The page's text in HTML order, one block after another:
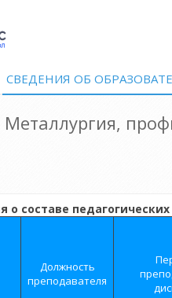
СВЕДЕНИЯ ОБ
о составе
Должность
преподавателя